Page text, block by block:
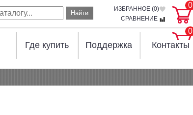
Найти
ИЗБРАННОЕ (0)
СРАВНЕНИЕ
0
0
Где купить Поддержка Контакты